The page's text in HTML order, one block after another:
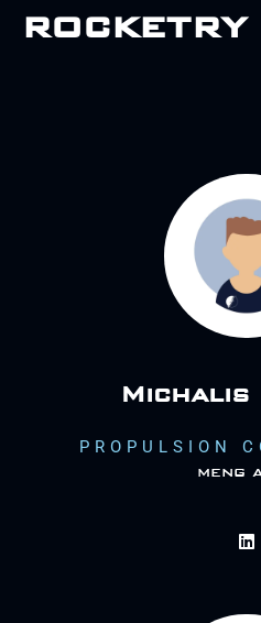
rocketry
Michalis
PROPULSION
meng